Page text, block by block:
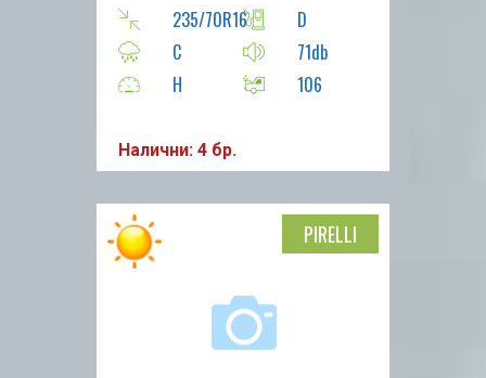
235/70R16
D
C
71db
H
106
Налични: 4 бр.
PIRELLI